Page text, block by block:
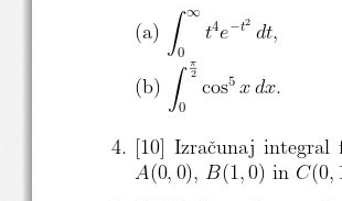
(a)
∞
0
t4e t2
dt,
(b)
∫

2
0
cos5 xdx.
4. [10] Izracunaj integral
A(0, 0), B(1, 0) in C(0,